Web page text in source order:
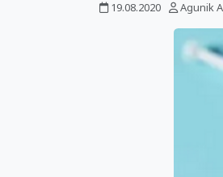
19.08.2020 Agunik